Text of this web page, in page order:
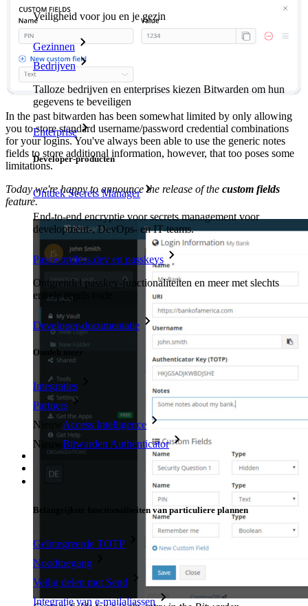
Veiligheid voor jou en je gezin
Gezinnen
Bedrijven
Talloze bedrijven en enterprises kiezen Bitwarden om hun
gegevens te beveiligen
Enterprise
Developer-producten
Ontdek Secrets Manager
End-to-end encryptie voor secrets management voor
development-, DevOps- en IT-teams.
Passwordless.dev en passkeys
Ontgrendel passkey-functionaliteiten en meer met slechts
enkele regels code
Developer-documentatie
Ontdek meer
Integraties
Partners
Nieuw Access Intelligence
Nieuw Bitwarden Authenticator
Prijzen
Downloads
Belangrijkste functionaliteiten van particuliere plannen
Geïntegreerde TOTP
Noodtoegang
Veilig delen met Send
Integratie van e-mailaliassen
In the past bitwarden has been somewhat limited by only allowing
you to store standard username/password credential combinations
for your logins. You've always been able to use the generic notes
fields to store additional information, however, that too poses some
limitations.
Today we're happy to announce the release of the custom fields
feature.